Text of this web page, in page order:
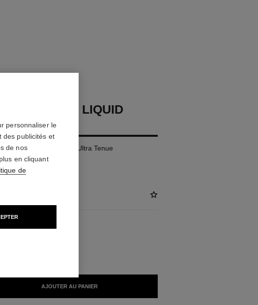
ALLURE LIQUID
Liquide Mat Intense Ultra Tenue
plus
DISPONIBLES
AJOUTER AU PANIER
personnaliser le
des publicités et
de nos
en cliquant
de